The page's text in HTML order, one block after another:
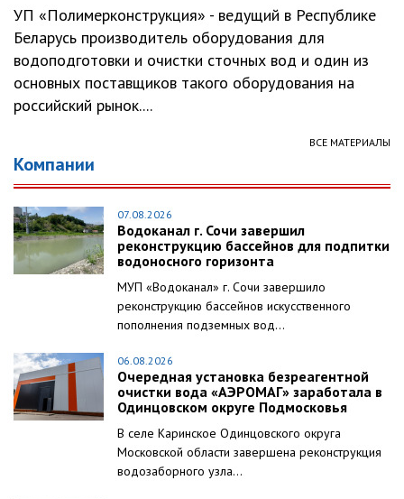
УП «Полимерконструкция» - ведущий в Республике
Беларусь производитель оборудования для
водоподготовки и очистки сточных вод и один из
основных поставщиков такого оборудования на
российский рынок....
ВСЕ МАТЕРИАЛЫ
Компании
07.08.2026
Водоканал г. Сочи завершил
реконструкцию бассейнов для подпитки
водоносного горизонта
МУП «Водоканал» г. Сочи завершило
реконструкцию бассейнов искусственного
пополнения подземных вод...
06.08.2026
Очередная установка безреагентной
очистки вода «АЭРОМАГ» заработала в
Одинцовском округе Подмосковья
В селе Каринское Одинцовского округа
Московской области завершена реконструкция
водозаборного узла...